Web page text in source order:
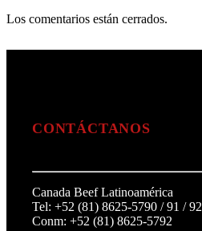
Los comentarios están cerrados.
CONTÁCTANOS
Canada Beef Latinoamérica
Tel: +52 (81) 8625-5790 / 91 / 92
Conm: +52 (81) 8625-5792